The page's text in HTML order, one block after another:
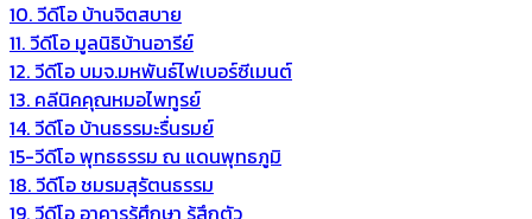
10. วีดีโอ บ้านจิตสบาย
11. วีดีโอ มูลนิธิบ้านอารีย์
12. วีดีโอ บมจ.มหพันธ์ไฟเบอร์ซีเมนต์
13. คลีนิคคุณหมอไพทูรย์
14. วีดีโอ บ้านธรรมะรื่นรมย์
15-วีดีโอ พุทธธรรม ณ แดนพุทธภูมิ
18. วีดีโอ ชมรมสุรัตนธรรม
19. วีดีโอ อาคารรู้ศึกษา รู้สึกตัว